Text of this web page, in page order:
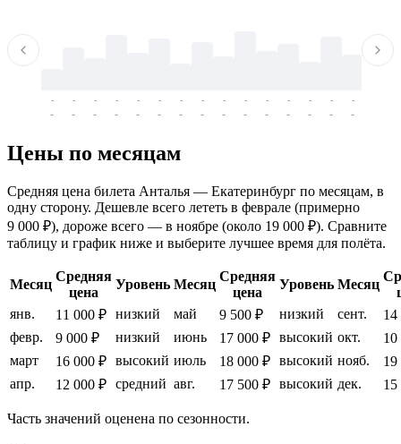
-
-
-
-
-
-
-
-
-
-
-
-
-
-
-
-
-
-
-
-
-
-
-
-
-
-
-
-
-
-
Цены по месяцам
Средняя цена билета Анталья — Екатеринбург по месяцам, в
одну сторону. Дешевле всего лететь в феврале (примерно
9 000 ₽), дороже всего — в ноябре (около 19 000 ₽). Сравните
таблицу и график ниже и выберите лучшее время для полёта.
Месяц
Средняя
цена
Уровень Месяц
Средняя
цена
Уровень Месяц
янв.
11 000 ₽ низкий май 9 500 ₽ низкий сент.
14
февр.
9 000 ₽ низкий июнь 17 000 ₽ высокий окт.
10
март
16 000 ₽ высокий июль 18 000 ₽ высокий нояб.
19
апр.
12 000 ₽ средний авг. 17 500 ₽ высокий дек. 15
Часть значений оценена по сезонности.